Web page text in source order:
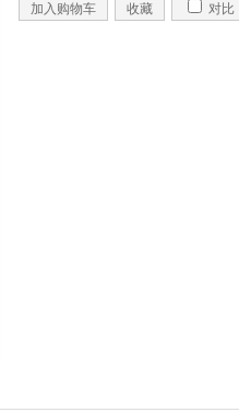
加入购物车 收藏 对比